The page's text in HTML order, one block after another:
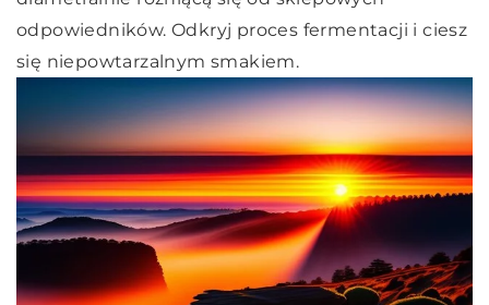
odpowiedników. Odkryj proces fermentacji i ciesz
się niepowtarzalnym smakiem.